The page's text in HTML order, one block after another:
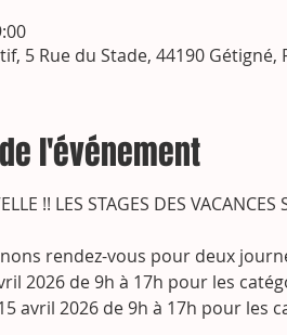
5 Rue du Stade, 44190 Gétigné,
l'événement
!! LES STAGES DES VACANCES
rendez-vous pour deux
2026 de 9h à 17h pour les
avril 2026 de 9h à 17h pour les